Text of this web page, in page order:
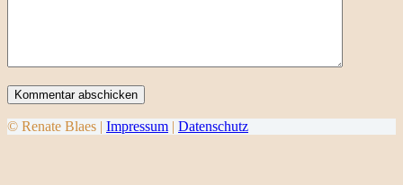
Kommentar abschicken
© Renate Blaes | Impressum | Datenschutz